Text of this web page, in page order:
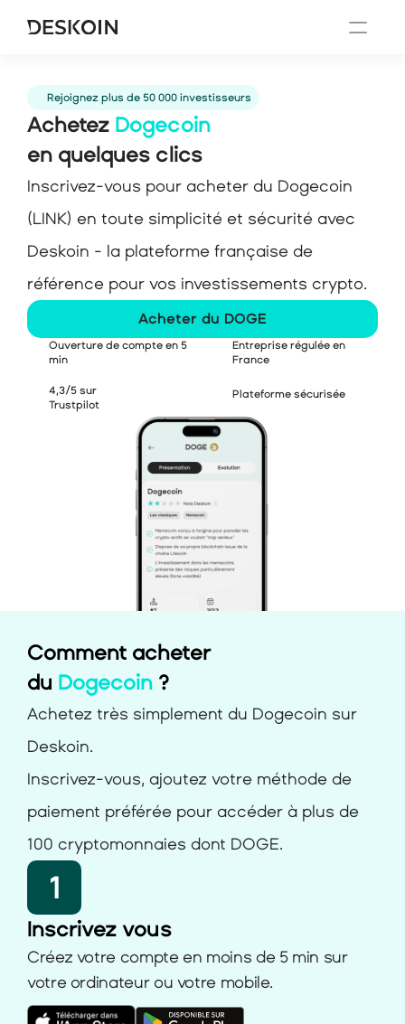
Rejoignez plus de 50 000 investisseurs
Achetez Dogecoin
en quelques clics
Inscrivez-vous pour acheter du Dogecoin
(LINK) en toute simplicité et sécurité avec
Deskoin - la plateforme française de
référence pour vos investissements crypto.
Acheter du DOGE
Ouverture de compte en 5
min
Entreprise régulée en
France
4,3/5 sur
Trustpilot
Plateforme sécurisée
Comment acheter
du Dogecoin ?
Achetez très simplement du Dogecoin sur
Deskoin.
Inscrivez-vous, ajoutez votre méthode de
paiement préférée pour accéder à plus de
100 cryptomonnaies dont DOGE.
1
Inscrivez vous
Créez votre compte en moins de 5 min sur
votre ordinateur ou votre mobile.